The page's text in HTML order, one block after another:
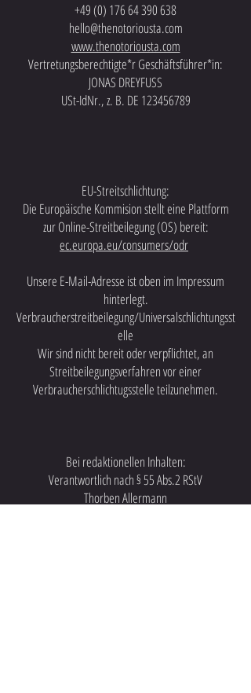
+49 (0) 176 64 390 638
hello@thenotoriousta.com
www.thenotoriousta.com
Vertretungsberechtigte*r Geschäftsführer*in:
JONAS DREYFUSS
USt-IdNr., z. B. DE 123456789
EU-Streitschlichtung:
Die Europäische Kommision stellt eine Plattform
zur Online-Streitbeilegung (OS) bereit:
ec.europa.eu/consumers/odr
Unsere E-Mail-Adresse ist oben im Impressum
hinterlegt.
Verbraucherstreitbeilegung/Universalschlichtungsst
elle
Wir sind nicht bereit oder verpflichtet, an
Streitbeilegungsverfahren vor einer
Verbraucherschlichtugsstelle teilzunehmen.
Bei redaktionellen Inhalten:
Verantwortlich nach § 55 Abs.2 RStV
Thorben Allermann